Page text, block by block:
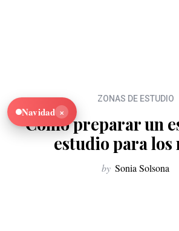
ZONAS DE ESTUDIO
Cómo preparar un
estudio para los
by Sonia Solsona
Navidad ×